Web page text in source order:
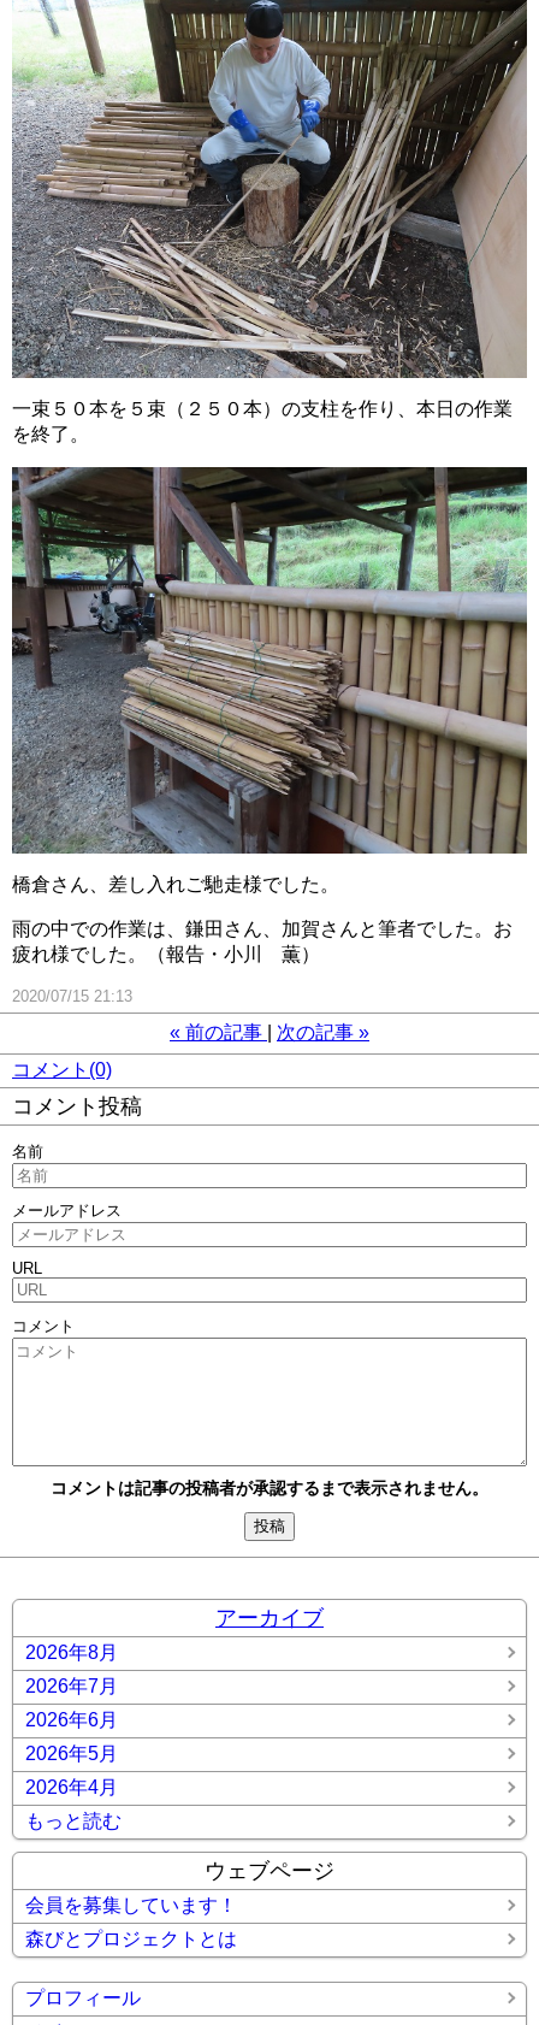
一束５０本を５束（２５０本）の支柱を作り、本日の作業
を終了。
橋倉さん、差し入れご馳走様でした。
雨の中での作業は、鎌田さん、加賀さんと筆者でした。お
疲れ様でした。（報告・小川 薫）
2020/07/15 21:13
« 前の記事 次の記事 »
コメント(0)
コメント投稿
名前
メールアドレス
URL
コメント
コメントは記事の投稿者が承認するまで表示されません。
アーカイブ
2026年8月
2026年7月
2026年6月
2026年5月
2026年4月
もっと読む
ウェブページ
会員を募集しています！
森びとプロジェクトとは
プロフィール